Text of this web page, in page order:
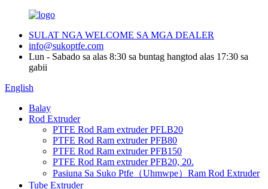
SULAT NGA WELCOME SA MGA DEALER
info@sukoptfe.com
Lun - Sabado sa alas 8:30 sa buntag hangtod alas 17:30 sa
gabii
English
Balay
Rod Extruder
PTFE Rod Ram extruder PFLB20
PTFE Rod Ram extruder PFB80
PTFE Rod Ram extruder PFB150
PTFE Rod Ram extruder PFB20, 20.
Pasiuna Sa Suko Ptfe（Uhmwpe）Ram Rod Extruder
Tube Extruder